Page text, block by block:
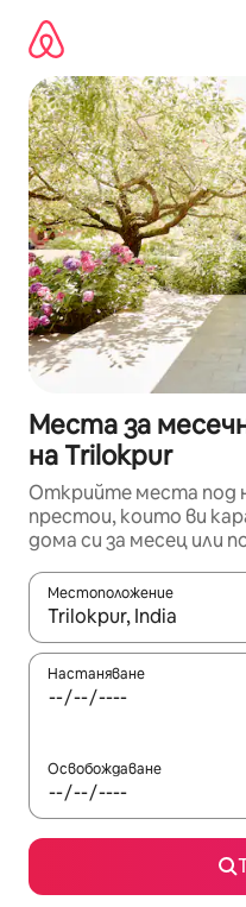
съдържанието
Места за
на Trilokpur
Открийте места под
престои, които ви
дома си за месец или
Местоположение
Когато резултатите
Настаняване
Освобождаване